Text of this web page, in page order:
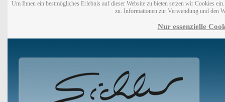
Um Ihnen ein bestmögliches Erlebnis auf dieser Website zu bieten setzen wir Cookies
zu. Informationen zur Verwendung und den
Nur essenzielle